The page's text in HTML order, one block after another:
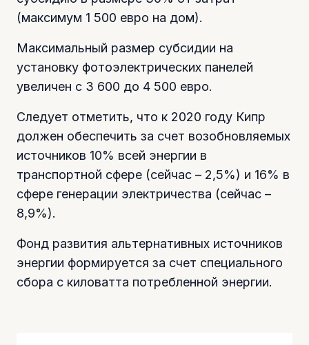
(максимум 1 500 евро на дом).
Максимальный размер субсидии на
установку фотоэлектрических панелей
увеличен с 3 600 до 4 500 евро.
Следует отметить, что к 2020 году Кипр
должен обеспечить за счет возобновляемых
источников 10% всей энергии в
транспортной сфере (сейчас – 2,5%) и 16% в
сфере генерации электричества (сейчас –
8,9%).
Фонд развития альтернативных источников
энергии формируется за счет специального
сбора с киловатта потребленной энергии.